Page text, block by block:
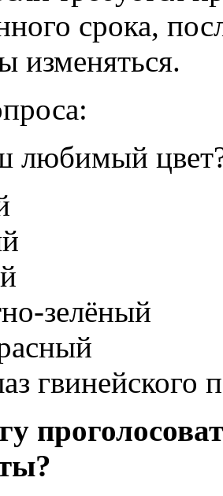
срока,
изменяться.
любимый
зелёный
гвинейского